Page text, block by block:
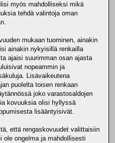
myös mahdolliseksi mikä
tehdä valintoja oman
mukaan tuominen, ainakin
ainakin nykyisillä renkailla
ajaisi suurimman osan ajasta
nopeammin ja
Lisävaikeutena
puolelta toisen renkaan
joko varastosaldojen
kovuuksia olisi hyllyssä
lisääntyisivät.
että rengaskovuudet valittaisiin
ole ongelma ja mahdollisesti